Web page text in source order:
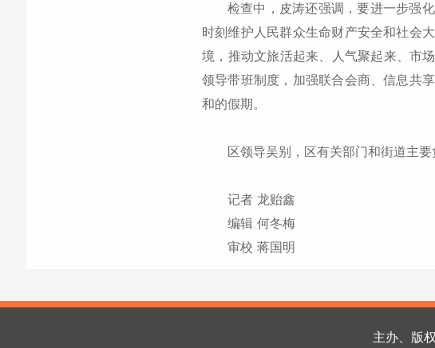
检查中，皮涛还强调，要进一步强
时刻维护人民群众生命财产安全和社会
境，推动文旅活起来、人气聚起来、市
领导带班制度，加强联合会商、信息共
和的假期。
区领导吴别，区有关部门和街道主要
记者 龙贻鑫
编辑 何冬梅
审校 蒋国明
主办、版